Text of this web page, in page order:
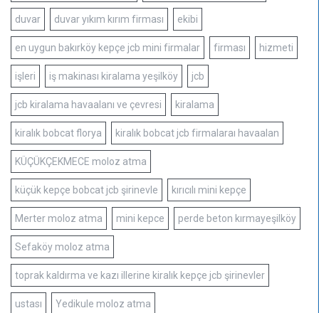
duvar duvar yıkım kırım firması ekibi
en uygun bakırköy kepçe jcb mini firmalar firması hizmeti
işleri iş makinası kiralama yeşilköy jcb
jcb kiralama havaalanı ve çevresi kiralama
kiralık bobcat florya kiralık bobcat jcb firmalaraı havaalan
KÜÇÜKÇEKMECE moloz atma
küçük kepçe bobcat jcb şirinevle kırıcılı mini kepçe
Merter moloz atma mini kepce perde beton kırmayeşilköy
Sefaköy moloz atma
toprak kaldırma ve kazı illerine kiralık kepçe jcb şirinevler
ustası Yedikule moloz atma